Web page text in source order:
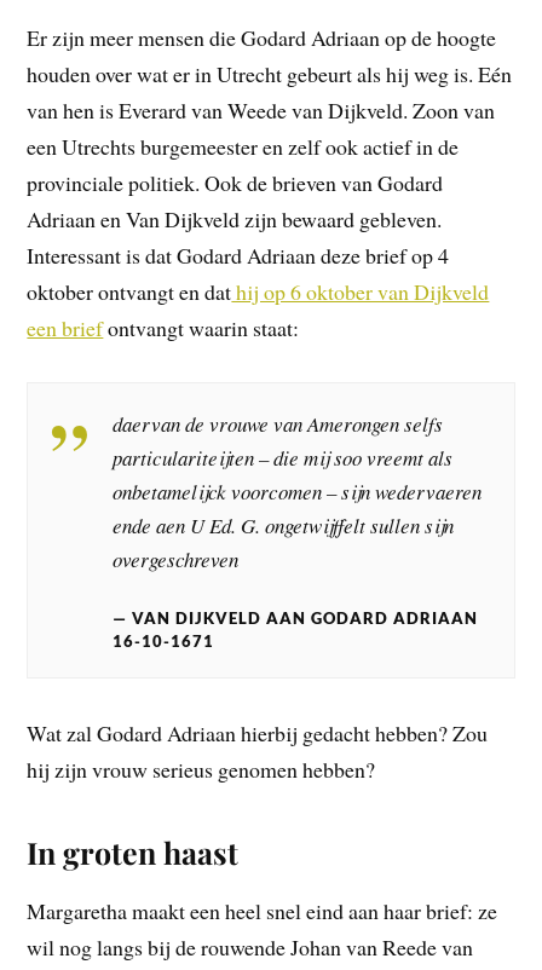
Er zijn meer mensen die Godard Adriaan op de hoogte
houden over wat er in Utrecht gebeurt als hij weg is. Eén
van hen is Everard van Weede van Dijkveld. Zoon van
een Utrechts burgemeester en zelf ook actief in de
provinciale politiek. Ook de brieven van Godard
Adriaan en Van Dijkveld zijn bewaard gebleven.
Interessant is dat Godard Adriaan deze brief op 4
oktober ontvangt en dathij op 6 oktober van Dijkveld
een briefontvangt waarin staat:
daervan de vrouwe van Amerongen selfs
particulariteijten – die mij soo vreemt als
onbetamelijck voorcomen – sijn wedervaeren
ende aen U Ed. G. ongetwijffelt sullen sijn
overgeschreven
VAN DIJKVELD AAN GODARD ADRIAAN
16-10-1671
Wat zal Godard Adriaan hierbij gedacht hebben? Zou
hij zijn vrouw serieus genomen hebben?
In groten haast
Margaretha maakt een heel snel eind aan haar brief: ze
wil nog langs bij de rouwende Johan van Reede van